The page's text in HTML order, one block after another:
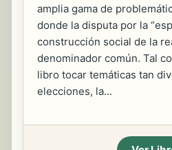
amplia gama de
donde la disputa por la
construcción social de la
denominador común. Tal
libro tocar temáticas tan
elecciones, la...